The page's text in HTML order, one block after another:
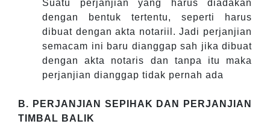
Suatu perjanjian yang harus diadakan
dengan bentuk tertentu, seperti harus
dibuat dengan akta notariil. Jadi perjanjian
semacam ini baru dianggap sah jika dibuat
dengan akta notaris dan tanpa itu maka
perjanjian dianggap tidak pernah ada
B. PERJANJIAN SEPIHAK DAN PERJANJIAN
TIMBAL BALIK